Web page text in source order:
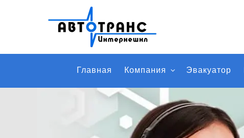
Главная Компания Эвакуатор